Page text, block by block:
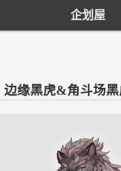
企划屋
边缘黑虎&角斗场